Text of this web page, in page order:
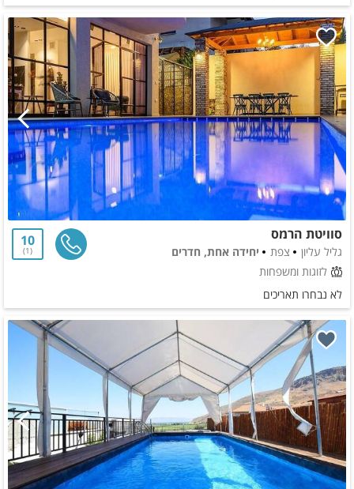
סוויטת הרמס
גליל עליון צפת
יחידה אחת, חדרים
לזוגות ומשפחות
10
1
לא נבחרו תאריכים